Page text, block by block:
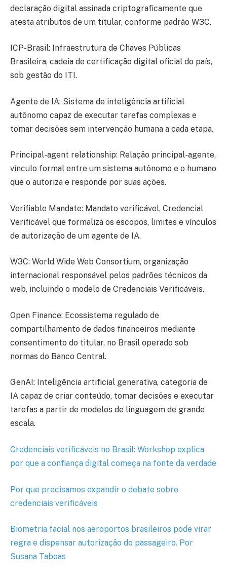
declaração digital assinada criptograficamente que
atesta atributos de um titular, conforme padrão W3C.
ICP-Brasil: Infraestrutura de Chaves Públicas
Brasileira, cadeia de certificação digital oficial do país,
sob gestão do ITI.
Agente de IA: Sistema de inteligência artificial
autônomo capaz de executar tarefas complexas e
tomar decisões sem intervenção humana a cada etapa.
Principal-agent relationship: Relação principal-agente,
vínculo formal entre um sistema autônomo e o humano
que o autoriza e responde por suas ações.
Verifiable Mandate: Mandato verificável, Credencial
Verificável que formaliza os escopos, limites e vínculos
de autorização de um agente de IA.
W3C: World Wide Web Consortium, organização
internacional responsável pelos padrões técnicos da
web, incluindo o modelo de Credenciais Verificáveis.
Open Finance: Ecossistema regulado de
compartilhamento de dados financeiros mediante
consentimento do titular, no Brasil operado sob
normas do Banco Central.
GenAI: Inteligência artificial generativa, categoria de
IA capaz de criar conteúdo, tomar decisões e executar
tarefas a partir de modelos de linguagem de grande
escala.
Credenciais verificáveis no Brasil: Workshop explica
por que a confiança digital começa na fonte da verdade
Por que precisamos expandir o debate sobre
credenciais verificáveis
Biometria facial nos aeroportos brasileiros pode virar
regra e dispensar autorização do passageiro. Por
Susana Taboas